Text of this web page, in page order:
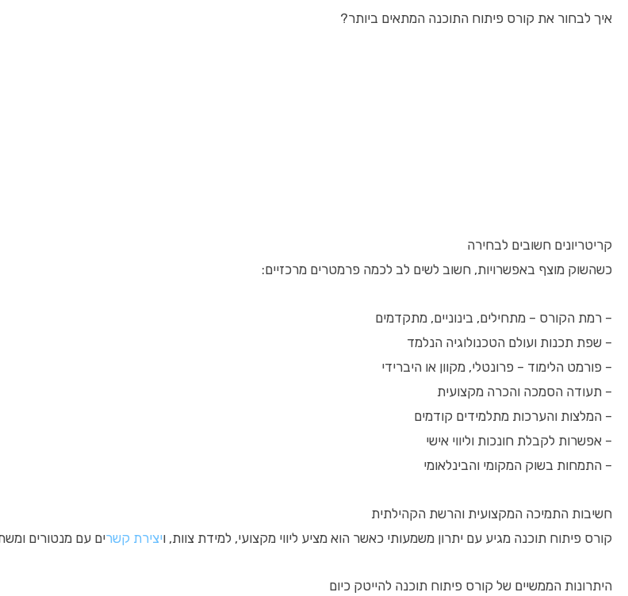
איך לבחור את קורס פיתוח התוכנה המתאים ביותר?
קריטריונים חשובים לבחירה
כשהשוק מוצף באפשרויות, חשוב לשים לב לכמה פרמטרים מרכזיים:
– רמת הקורס – מתחילים, בינוניים, מתקדמים
– שפת תכנות ועולם הטכנולוגיה הנלמד
– פורמט הלימוד – פרונטלי, מקוון או היברידי
– תעודה הסמכה והכרה מקצועית
– המלצות והערכות מתלמידים קודמים
– אפשרות לקבלת חונכות וליווי אישי
– התמחות בשוק המקומי והבינלאומי
חשיבות התמיכה המקצועית והרשת הקהילתית
קורס פיתוח תוכנה מגיע עם יתרון משמעותי כאשר הוא מציע ליווי מקצועי, למידת צוות, ויצירת קשרים עם מנטורים
היתרונות הממשיים של קורס פיתוח תוכנה להייטק כיום